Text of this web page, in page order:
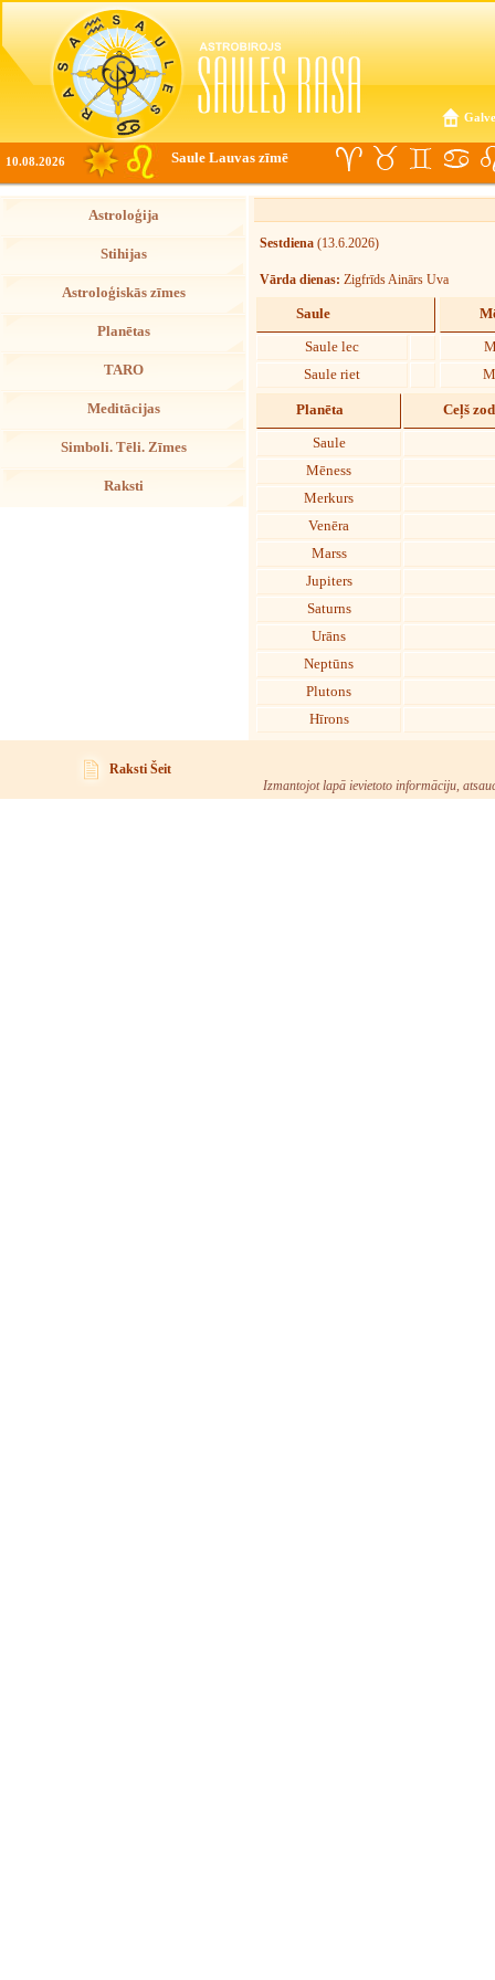
10.08.2026 Saule Lauvas zīmē
Astroloģija
Stihijas
Astroloģiskās zīmes
Planētas
TARO
Meditācijas
Simboli. Tēli. Zīmes
Raksti
Sestdiena (13.6.2026)
Vārda dienas: Zigfrīds Ainārs Uva
Saule
Saule lec
Saule riet
Planēta Ceļš
Saule
Mēness
Merkurs
Venēra
Marss
Jupiters
Saturns
Urāns
Neptūns
Plutons
Hīrons
Raksti Šeit
Izmantojot lapā ievietoto informāciju,